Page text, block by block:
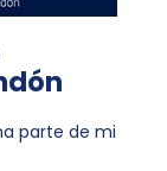
parte de mi